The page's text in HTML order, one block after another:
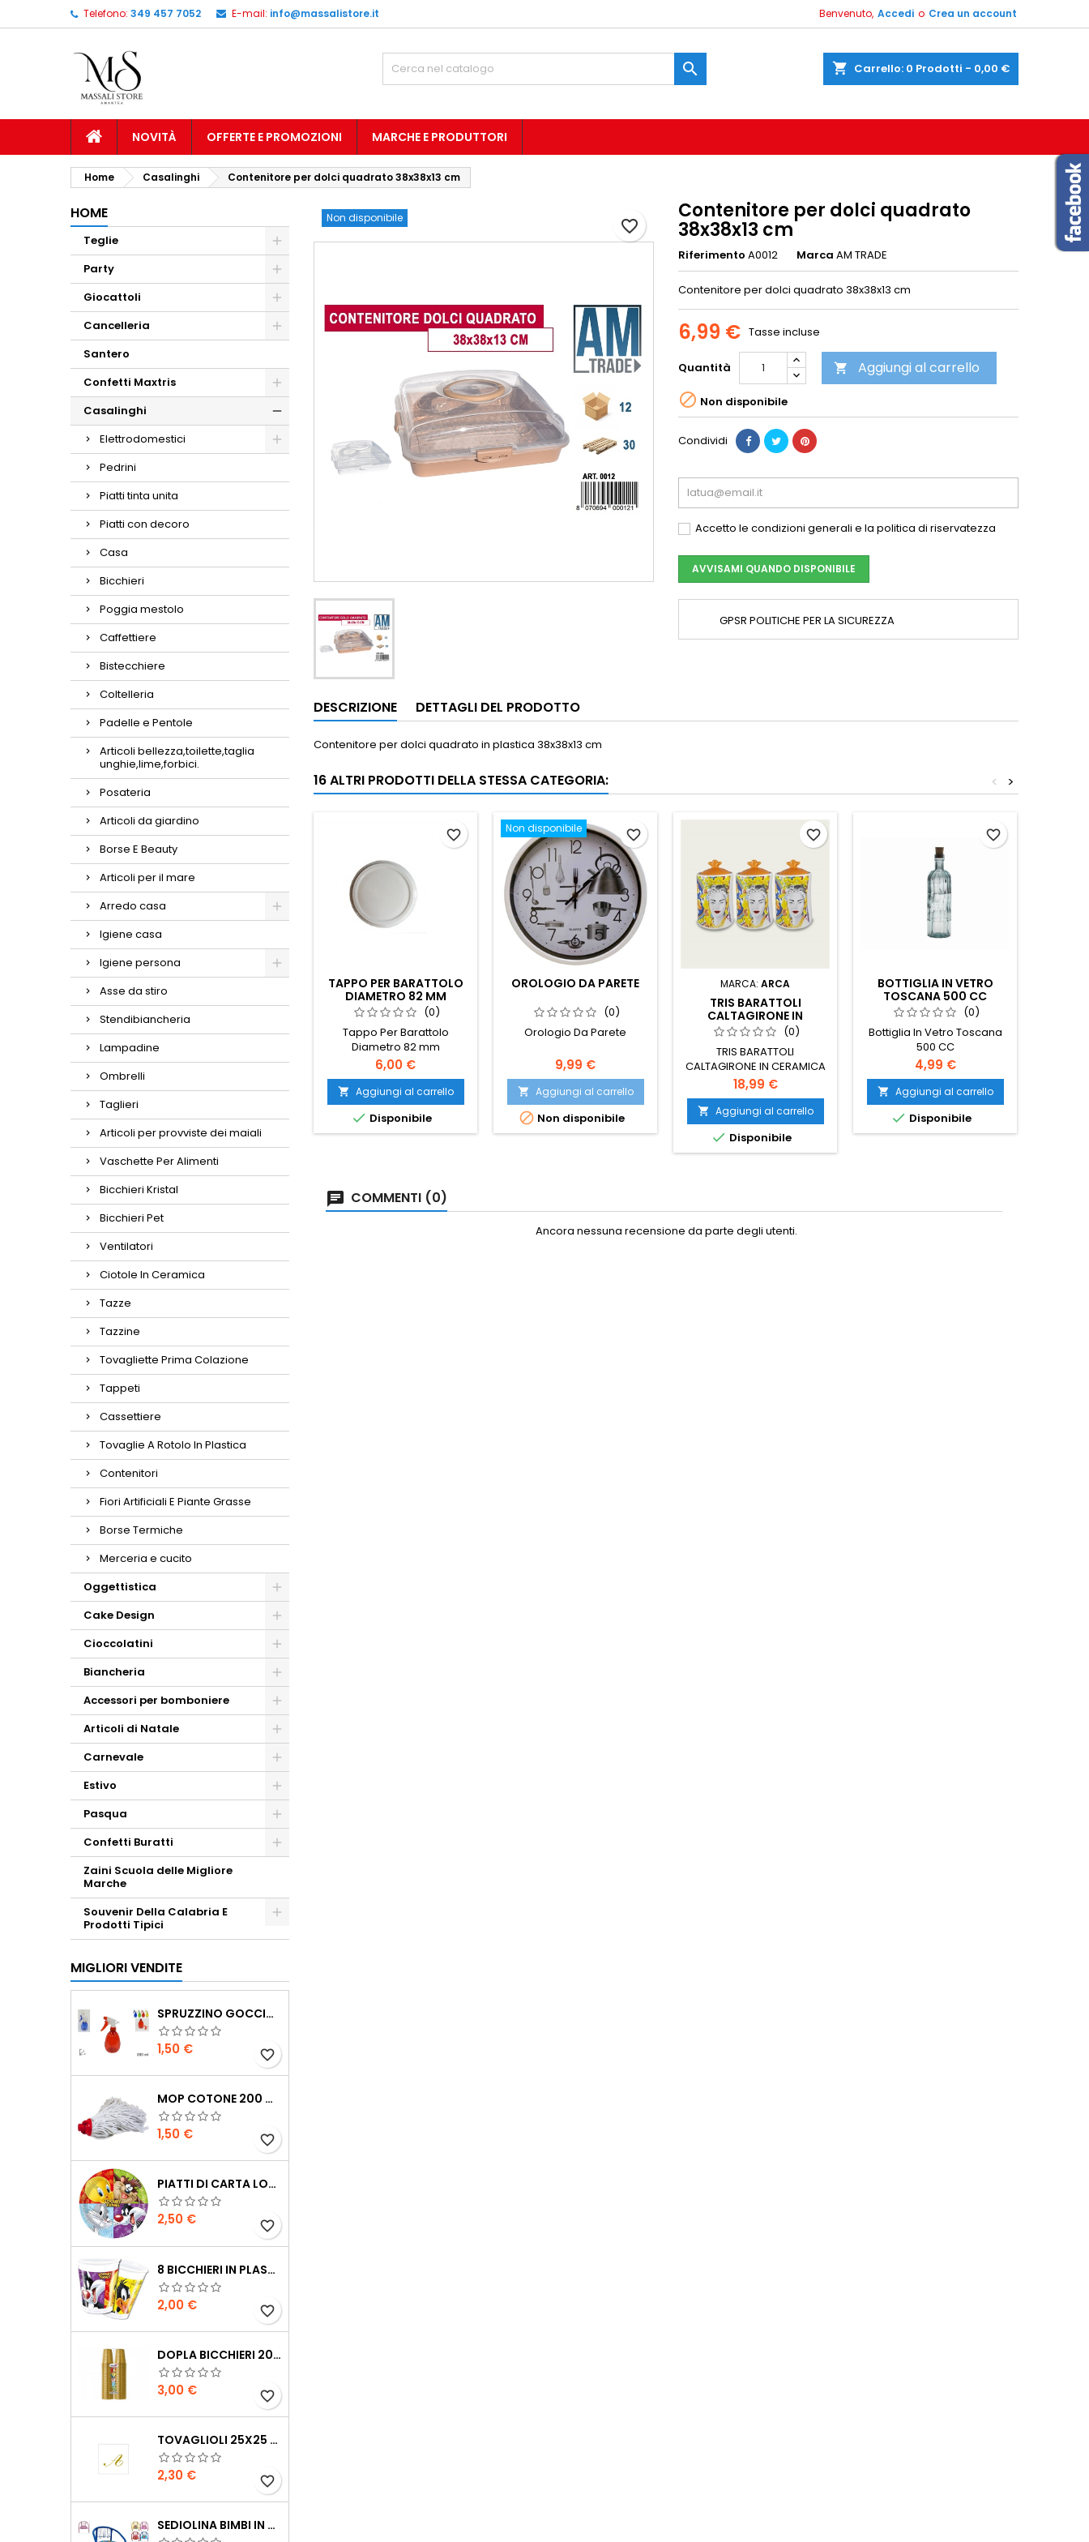
Telefono: 349 457 7052 E-mail: info@massalistore.it Benvenuto, Accedi o Crea un account
shopping_cart Carrello: 0 Prodotti - 0,00 €

NOVITÀ OFFERTE E PROMOZIONI MARCHE E PRODUTTORI
Home Casalinghi Contenitore per dolci quadrato 38x38x13 cm
HOME
Teglie
Party
Giocattoli
Cancelleria
Santero
Confetti Maxtris
Casalinghi
Elettrodomestici
Pedrini
Piatti tinta unita
Piatti con decoro
Casa
Bicchieri
Poggia mestolo
Caffettiere
Bistecchiere
Coltelleria
Padelle e Pentole
Articoli bellezza,toilette,taglia
unghie,lime,forbici.
Posateria
Articoli da giardino
Borse E Beauty
Articoli per il mare
Arredo casa
Igiene casa
Igiene persona
Asse da stiro
Stendibiancheria
Lampadine
Ombrelli
Taglieri
Articoli per provviste dei maiali
Vaschette Per Alimenti
Bicchieri Kristal
Bicchieri Pet
Ventilatori
Ciotole In Ceramica
Tazze
Tazzine
Tovagliette Prima Colazione
Tappeti
Cassettiere
Tovaglie A Rotolo In Plastica
Contenitori
Fiori Artificiali E Piante Grasse
Borse Termiche
Merceria e cucito
Oggettistica
Cake Design
Cioccolatini
Biancheria
Accessori per bomboniere
Articoli di Natale
Carnevale
Estivo
Pasqua
Confetti Buratti
Zaini Scuola delle Migliore
Marche
Souvenir Della Calabria E
Prodotti Tipici
MIGLIORI VENDITE
SPRUZZINO GOCCIA 55 ML
Prezzo
1,50 € favorite_border
MOP COTONE 200 GR
Prezzo
1,50 € favorite_border
PIATTI DI CARTA LOONEY TUNES 23 CM 8PZ
Prezzo
2,50 € favorite_border
8 BICCHIERI IN PLASTICA LONNEY TUNES 200 ML
Prezzo
2,00 € favorite_border
DOPLA BICCHIERI 200CC 100PZ ORO
Prezzo
3,00 € favorite_border
TOVAGLIOLI 25X25 CM CON LETTERA 20 PEZZI
Prezzo
2,30 € favorite_border
SEDIOLINA BIMBI IN METALLO CON SONORO
favorite_border
Non disponibile Contenitore per dolci quadrato
38x38x13 cm
Riferimento A0012 Marca AM TRADE
Contenitore per dolci quadrato 38x38x13 cm
6,99 € Tasse incluse
Quantità  Aggiungi al carrello
 Non disponibile
Condividi
Accetto le condizioni generali e la politica di riservatezza
AVVISAMI QUANDO DISPONIBILE
GPSR POLITICHE PER LA SICUREZZA
DESCRIZIONE DETTAGLI DEL PRODOTTO
Contenitore per dolci quadrato in plastica 38x38x13 cm
16 ALTRI PRODOTTI DELLA STESSA CATEGORIA: >
<
TAPPO PER BARATTOLO
DIAMETRO 82 MM
(0)
Tappo Per Barattolo
Diametro 82 mm
Prezzo
6,00 €
 Aggiungi al carrello
 Disponibile
favorite_border Non disponibile
OROLOGIO DA PARETE
(0)
Orologio Da Parete
Prezzo
9,99 €
 Aggiungi al carrello
 Non disponibile
favorite_border
MARCA: ARCA
TRIS BARATTOLI
CALTAGIRONE IN
CERAMICA(0)
TRIS BARATTOLI
CALTAGIRONE IN CERAMICA
Prezzo
18,99 €
 Aggiungi al carrello
 Disponibile
favorite_border
BOTTIGLIA IN VETRO
TOSCANA 500 CC
(0)
Bottiglia In Vetro Toscana
500 CC
Prezzo
4,99 €
 Aggiungi al carrello
 Disponibile
favorite_border
COMMENTI (0)
Ancora nessuna recensione da parte degli utenti.